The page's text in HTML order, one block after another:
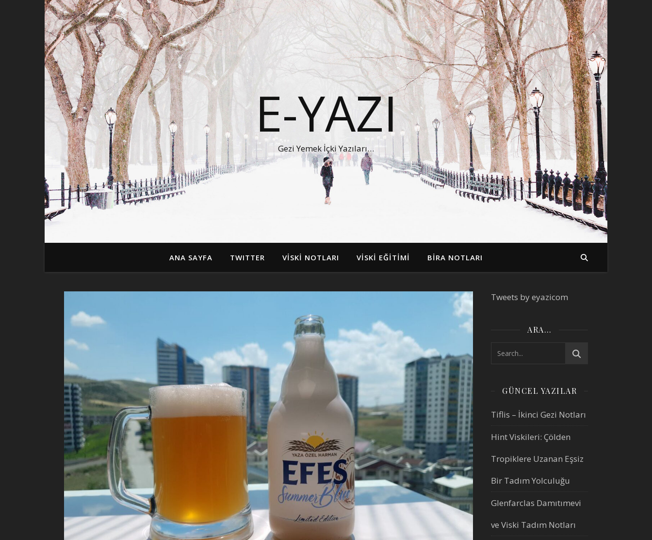
E-YAZI
Gezi Yemek İçki Yazıları…
ANA SAYFA TWITTER VİSKİ NOTLARI VİSKİ EĞİTİMİ BİRA NOTLARI
Tweets by eyazicom
ARA…
GÜNCEL YAZILAR
Tiflis – İkinci Gezi Notları
Hint Viskileri: Çölden
Tropiklere Uzanan Eşsiz
Bir Tadım Yolculuğu
Glenfarclas Damıtımevi
ve Viski Tadım Notları